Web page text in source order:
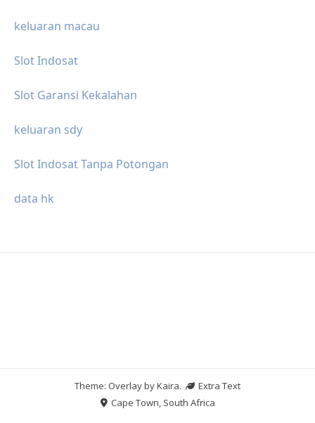
keluaran macau
Slot Indosat
Slot Garansi Kekalahan
keluaran sdy
Slot Indosat Tanpa Potongan
data hk
Theme: Overlay byKaira.
Extra Text
Cape Town, South Africa